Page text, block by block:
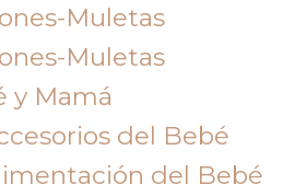
Muletas
Muletas
y Mamá
del Bebé
del Bebé